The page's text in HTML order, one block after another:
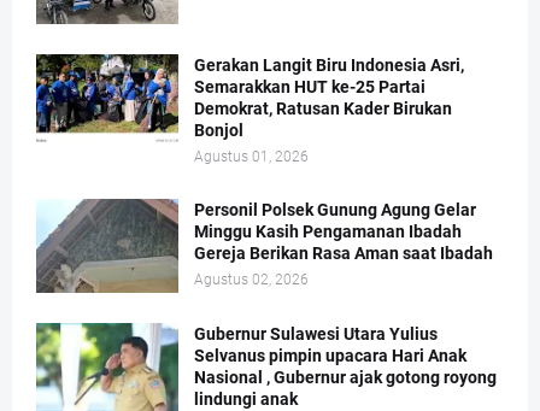
Gerakan Langit Biru Indonesia Asri,
Semarakkan HUT ke-25 Partai
Demokrat, Ratusan Kader Birukan
Bonjol
Agustus 01, 2026
Personil Polsek Gunung Agung Gelar
Minggu Kasih Pengamanan Ibadah
Gereja Berikan Rasa Aman saat Ibadah
Agustus 02, 2026
Gubernur Sulawesi Utara Yulius
Selvanus pimpin upacara Hari Anak
Nasional , Gubernur ajak gotong royong
lindungi anak